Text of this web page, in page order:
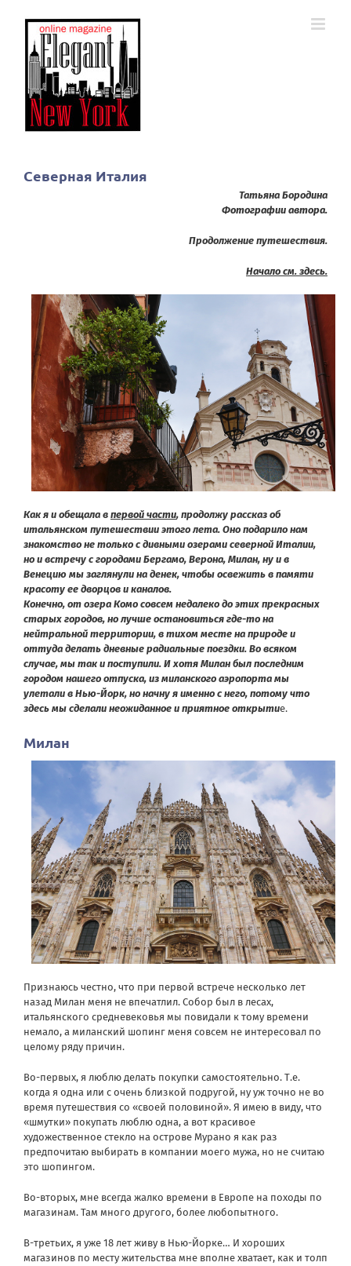
Северная Италия
Татьяна Бородина
Фотографии автора.
Продолжение путешествия.
Начало см. здесь.
Как я и обещала в первой части, продолжу рассказ об
итальянском путешествии этого лета. Оно подарило нам
знакомство не только с дивными озерами северной Италии,
но и встречу с городами Бергамо, Верона, Милан, ну и в
Венецию мы заглянули на денек, чтобы освежить в памяти
красоту ее дворцов и каналов.
Конечно, от озера Комо совсем недалеко до этих прекрасных
старых городов, но лучше остановиться где-то на
нейтральной территории, в тихом месте на природе и
оттуда делать дневные радиальные поездки. Во всяком
случае, мы так и поступили. И хотя Милан был последним
городом нашего отпуска, из миланского аэропорта мы
улетали в Нью-Йорк, но начну я именно с него, потому что
здесь мы сделали неожиданное и приятное открытие.
Милан
Признаюсь честно, что при первой встрече несколько лет
назад Милан меня не впечатлил. Собор был в лесах,
итальянского средневековья мы повидали к тому времени
немало, а миланский шопинг меня совсем не интересовал по
целому ряду причин.
Во-первых, я люблю делать покупки самостоятельно. Т.е.
когда я одна или с очень близкой подругой, ну уж точно не во
время путешествия со «своей половиной». Я имею в виду, что
«шмутки» покупать люблю одна, а вот красивое
художественное стекло на острове Мурано я как раз
предпочитаю выбирать в компании моего мужа, но не считаю
это шопингом.
Во-вторых, мне всегда жалко времени в Европе на походы по
магазинам. Там много другого, более любопытного.
В-третьих, я уже 18 лет живу в Нью-Йорке… И хороших
магазинов по месту жительства мне вполне хватает, как и толп